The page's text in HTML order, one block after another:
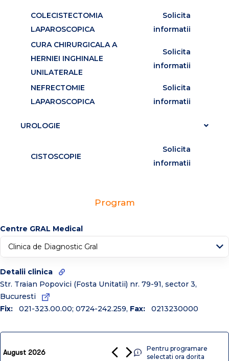
COLECISTECTOMIA
LAPAROSCOPICA
Solicita
informatii
CURA CHIRURGICALA A
HERNIEI INGHINALE
UNILATERALE
Solicita
informatii
NEFRECTOMIE
LAPAROSCOPICA
Solicita
informatii
UROLOGIE
CISTOSCOPIE
Solicita
informatii
Program
Centre GRAL Medical
Detalii clinica
Str. Traian Popovici (Fosta Unitatii) nr. 79-91, sector 3,
Bucuresti
Fix:
021-323.00.00; 0724-242.259, Fax: 0213230000
Ian Feb
Apr
Mai
Noiembrie
2026 2025 2024 2023 2022 2021
August 2026
Pentru programare
selectati ora dorita